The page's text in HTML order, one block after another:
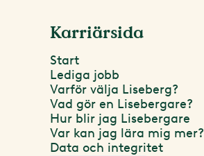
Karriärsida
Start
Lediga jobb
Varför välja Liseberg?
Vad gör en Lisebergare?
Hur blir jag Lisebergare
Var kan jag lära mig mer?
Data och integritet